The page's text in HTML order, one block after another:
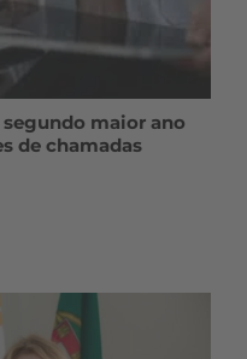
maior ano
de chamadas